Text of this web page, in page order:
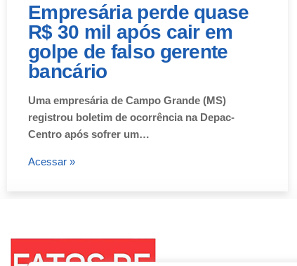
Empresária perde quase
R$ 30 mil após cair em
golpe de falso gerente
bancário
Uma empresária de Campo Grande (MS)
registrou boletim de ocorrência na Depac-
Centro após sofrer um…
Acessar »